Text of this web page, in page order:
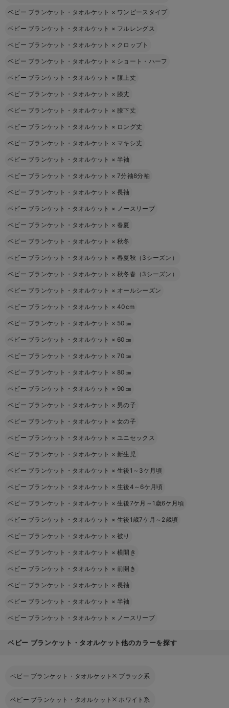
ベビー ブランケット・タオルケット × ワンピースタイプ
ベビー ブランケット・タオルケット × フルレングス
ベビー ブランケット・タオルケット × クロップト
ベビー ブランケット・タオルケット × ショート・ハーフ
ベビー ブランケット・タオルケット × 膝上丈
ベビー ブランケット・タオルケット × 膝丈
ベビー ブランケット・タオルケット × 膝下丈
ベビー ブランケット・タオルケット × ロング丈
ベビー ブランケット・タオルケット × マキシ丈
ベビー ブランケット・タオルケット ×半袖
ベビー ブランケット・タオルケット ×7分袖8分袖
ベビー ブランケット・タオルケット ×長袖
ベビー ブランケット・タオルケット × ノースリーブ
ベビー ブランケット・タオルケット ×春夏
ベビー ブランケット・タオルケット ×秋冬
ベビー ブランケット・タオルケット ×春夏秋（3シーズン）
ベビー ブランケット・タオルケット ×秋冬春（3シーズン）
ベビー ブランケット・タオルケット × オールシーズン
ベビー ブランケット・タオルケット ×40cm
ベビー ブランケット・タオルケット × 50㎝
ベビー ブランケット・タオルケット × 60㎝
ベビー ブランケット・タオルケット ×70㎝
ベビー ブランケット・タオルケット × 80㎝
ベビー ブランケット・タオルケット × 90㎝
ベビー ブランケット・タオルケット × 男の子
ベビー ブランケット・タオルケット ×女の子
ベビー ブランケット・タオルケット ×ユニセックス
ベビー ブランケット・タオルケット × 新生児
ベビー ブランケット・タオルケット ×生後1～3ケ月頃
ベビー ブランケット・タオルケット ×生後4～6ケ月頃
ベビー ブランケット・タオルケット ×生後7ケ月～1歳6ケ月頃
ベビー ブランケット・タオルケット ×生後1歳7ケ月～2歳頃
ベビー ブランケット・タオルケット ×被り
ベビー ブランケット・タオルケット ×横開き
ベビー ブランケット・タオルケット ×前開き
ベビー ブランケット・タオルケット ×長袖
ベビー ブランケット・タオルケット ×半袖
ベビー ブランケット・タオルケット × ノースリーブ
ベビー ブランケット・タオルケット他のカラーを探す
ベビー ブランケット・タオルケット ブラック系
ベビー ブランケット・タオルケット ホワイト系